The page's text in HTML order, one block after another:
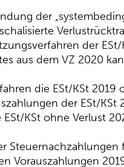
der
der
aus dem VZ 2020
die ESt/KSt
der ESt/
KSt ohne Verlust
Vorauszahlungen